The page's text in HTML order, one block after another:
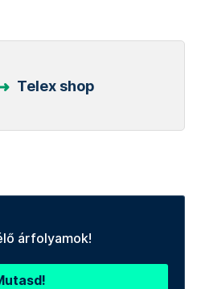
Telex shop
árfolyamok!